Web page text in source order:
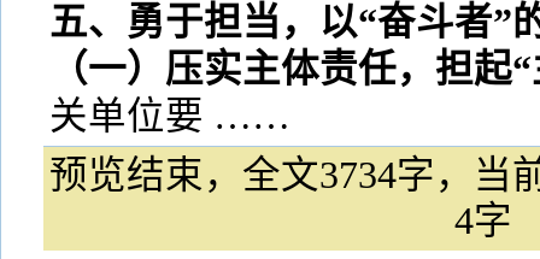
五、勇于担当，以“奋斗者”
（一）压实主体责任，担起
关单位要 ……
预览结束，全文3734字，当
4字